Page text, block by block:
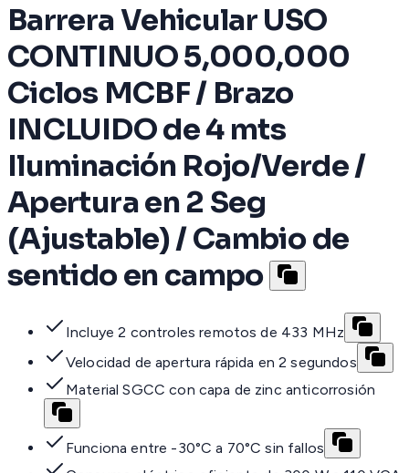
Barrera Vehicular USO
CONTINUO 5,000,000
Ciclos MCBF / Brazo
INCLUIDO de 4 mts
Iluminación Rojo/Verde /
Apertura en 2 Seg
(Ajustable) / Cambio de
sentido en campo
Incluye 2 controles remotos de 433 MHz
Velocidad de apertura rápida en 2 segundos
Material SGCC con capa de zinc anticorrosión
Funciona entre -30°C a 70°C sin fallos